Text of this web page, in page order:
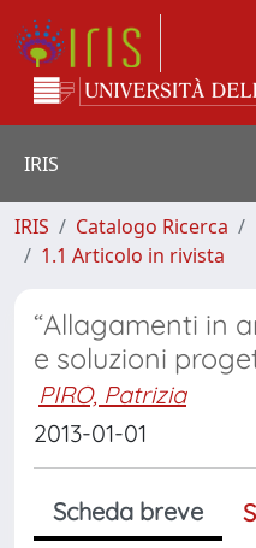
IRIS
IRIS Catalogo Ricerca
1.1 Articolo in rivista
“Allagamenti in
e soluzioni
PIRO, Patrizia
2013-01-01
Scheda breve